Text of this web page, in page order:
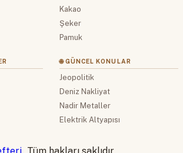
Kakao
Şeker
Pamuk
🌐 GÜNCEL KONULAR
Jeopolitik
Deniz Nakliyat
Nadir Metaller
Elektrik Altyapısı
. Tüm hakları saklıdır.